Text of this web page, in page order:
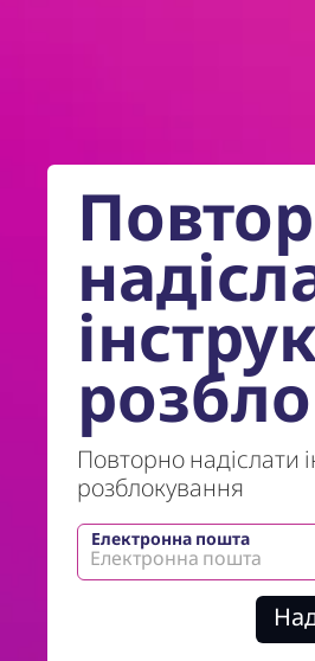
Повторно надіслати
розблокування
Електронна пошта